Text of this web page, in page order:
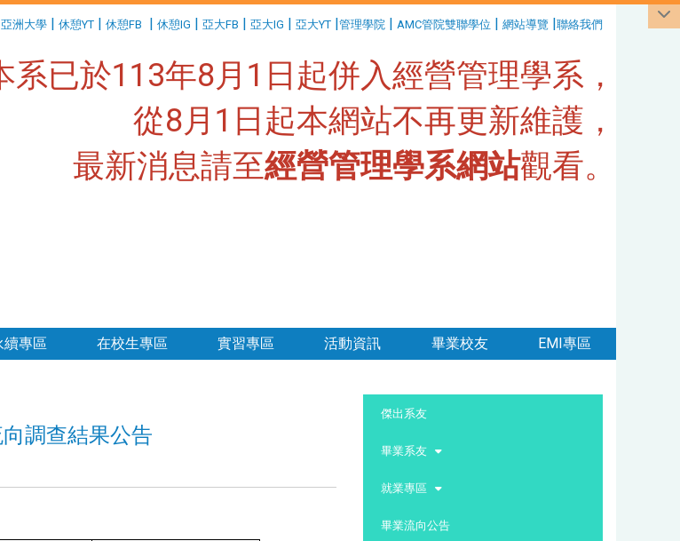
亞洲大學 | 休憩YT | 休憩FB | 休憩IG | 亞大FB | 亞大IG | 亞大YT |管理學院 | AMC管院雙聯學位 | 網站導覽 |聯絡我們
系已於113年8月1日起併入經營管理學系，
從8月1日起本網站不再更新維護，
最新消息請至經營管理學系網站觀看。
續專區 在校生專區 實習專區 活動資訊 畢業校友 EMI專區
調查結果公告
傑出系友
畢業系友
就業專區
畢業流向公告